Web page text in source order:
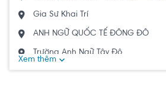
Gia Sư Khai Trí
ANH NGỮ QUỐC TẾ ĐÔNG ĐÔ
Trường Anh Ngữ Tây Đô
Xem thêm